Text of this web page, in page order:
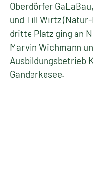
Oberdörfer
und Till Wirtz
dritte Platz ging an
Marvin Wichmann
Ausbildungsbetrieb
Ganderkesee.